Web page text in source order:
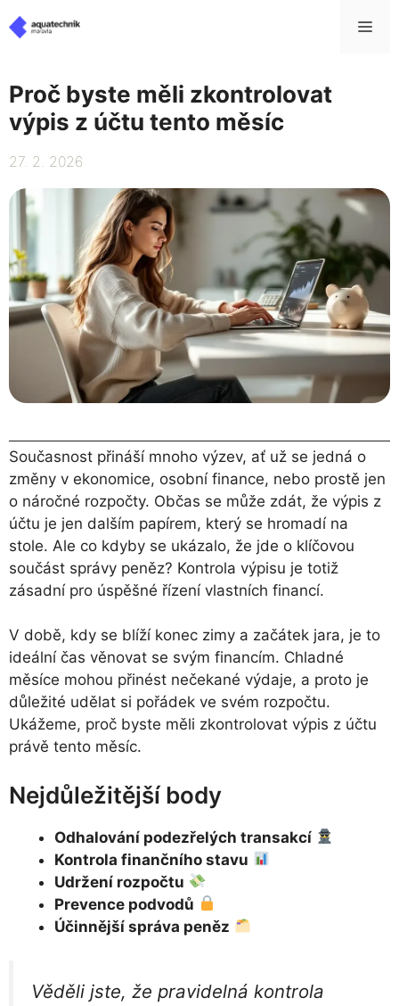
na
Proč byste měli zkontrolovat
výpis z účtu tento měsíc
27. 2. 2026
Současnost přináší mnoho výzev, ať už se jedná o
změny v ekonomice, osobní finance, nebo prostě jen
o náročné rozpočty. Občas se může zdát, že výpis z
účtu je jen dalším papírem, který se hromadí na
stole. Ale co kdyby se ukázalo, že jde o klíčovou
součást správy peněz? Kontrola výpisu je totiž
zásadní pro úspěšné řízení vlastních financí.
V době, kdy se blíží konec zimy a začátek jara, je to
ideální čas věnovat se svým financím. Chladné
měsíce mohou přinést nečekané výdaje, a proto je
důležité udělat si pořádek ve svém rozpočtu.
Ukážeme, proč byste měli zkontrolovat výpis z účtu
právě tento měsíc.
Nejdůležitější body
Odhalování podezřelých transakcí
Kontrola finančního stavu
Udržení rozpočtu
Prevence podvodů
Účinnější správa peněz
Věděli jste, že pravidelná kontrola